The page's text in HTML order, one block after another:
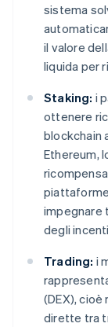
sistema
il valore
liquida per
Staking: i
ottenere
blockchain
Ethereum,
impegnare
degli
Trading: i
(DEX),
dirette tra